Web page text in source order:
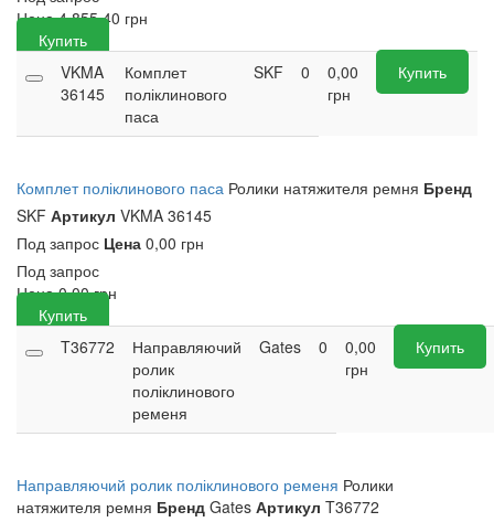
Цена 4 855,40 грн
Купить
VKMA
36145
Комплет
поліклинового
паса
SKF 0
0,00
грн
Купить
Комплет поліклинового паса Ролики натяжителя ремня Бренд
SKF Артикул VKMA 36145
Под запрос Цена 0,00 грн
Под запрос
Цена 0,00грн
Купить
T36772
Направляючий
ролик
поліклинового
ременя
Gates 0
0,00
грн
Купить
Направляючий ролик поліклинового ременя Ролики
натяжителя ремня Бренд Gates Артикул T36772